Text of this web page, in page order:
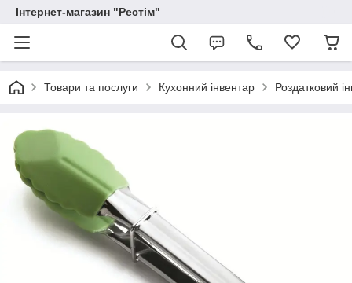
Інтернет-магазин "Рестім"
Товари та послуги Кухонний інвентар Роздатковий